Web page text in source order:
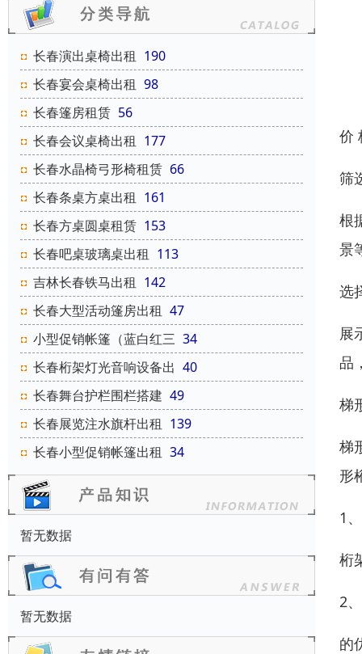
长春演出桌椅出租 190
长春宴会桌椅出租 98
长春篷房租赁 56
长春会议桌椅出租 177
长春水晶椅弓形椅租赁 66
长春条桌方桌出租 161
长春方桌圆桌租赁 153
长春吧桌玻璃桌出租 113
吉林长春铁马出租 142
长春大型活动篷房出租 47
小型促销帐篷（蓝白红三 34
长春桁架灯光音响设备出 40
长春舞台护栏围栏搭建 49
长春展览注水旗杆出租 139
长春小型促销帐篷出租 34
暂无数据
暂无数据
价
筛
根
景
选
展
品
梯
梯
形
1
桁
2
的